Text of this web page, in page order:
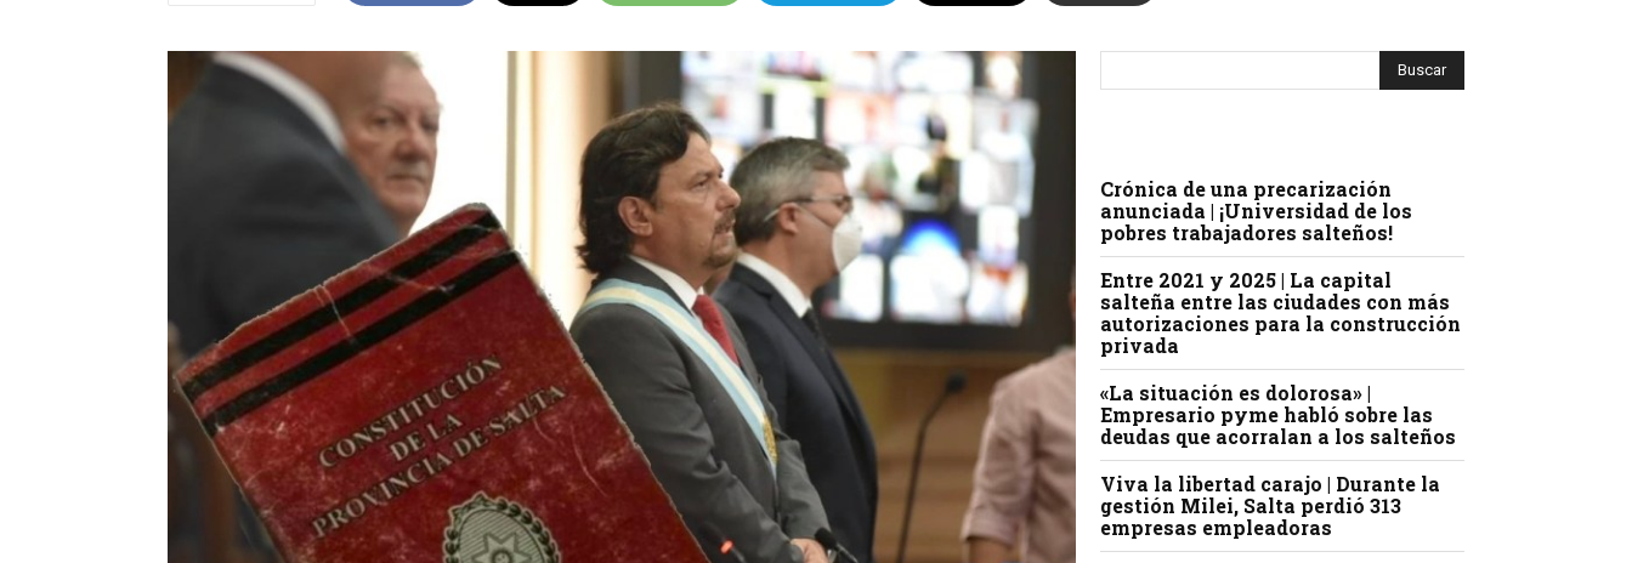
Crónica de una precarización
anunciada | ¡Universidad de los
pobres trabajadores salteños!
Entre 2021 y 2025 | La capital
salteña entre las ciudades con más
autorizaciones para la construcción
privada
«La situación es dolorosa» |
Empresario pyme habló sobre las
deudas que acorralan a los salteños
Viva la libertad carajo | Durante la
gestión Milei, Salta perdió 313
empresas empleadoras